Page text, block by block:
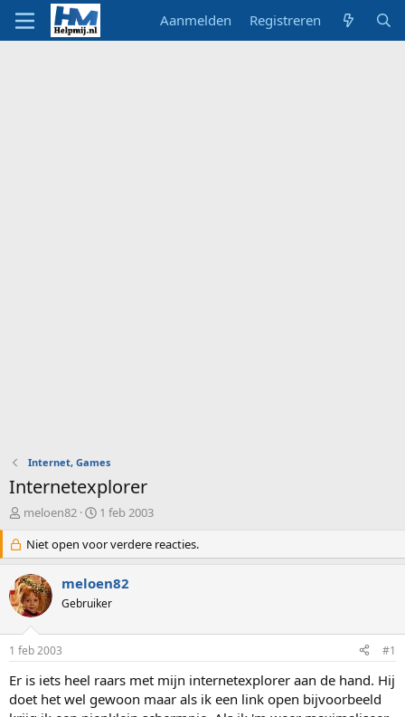
Aanmelden Registreren
Internet, Games
Internetexplorer
O
d
e
r
w
e
p
s
t
a
r
meloen82
S
a
r
d
a
m
1 feb 2003
Niet open voor verdere reacties.
meloen82
Gebruiker
1 feb 2003 #1
Er is iets heel raars met mijn internetexplorer aan de hand. Hij
doet het wel gewoon maar als ik een link open bijvoorbeeld